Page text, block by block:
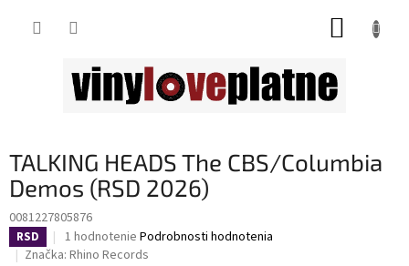
TALKING HEADS The CBS/Columbia
Demos (RSD 2026)
0081227805876
RSD
Priemerné
hodnotenie
1 hodnotenie Podrobnosti hodnotenia
Značka: Rhino Records